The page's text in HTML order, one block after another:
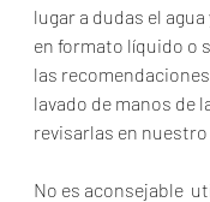
lugar a dudas el agua
en formato líquido o
las
lavado de manos de
revisarlas en
No es aconsejable